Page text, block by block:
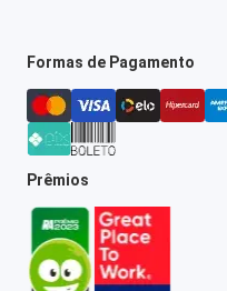
Formas de Pagamento
Prêmios